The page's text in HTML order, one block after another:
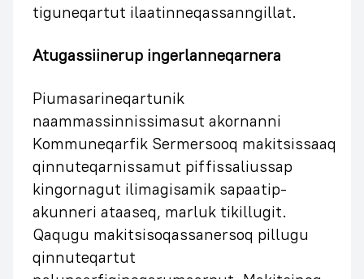
tiguneqartut ilaatinneqassanngillat.
Atugassiinerup ingerlanneqarnera
Piumasarineqartunik
naammassinnissimasut akornanni
Kommuneqarfik Sermersooq makitsissaaq
qinnuteqarnissamut piffissaliussap
kingornagut ilimagisamik sapaatip-
akunneri ataaseq, marluk tikillugit.
Qaqugu makitsisoqassanersoq pillugu
qinnuteqartut